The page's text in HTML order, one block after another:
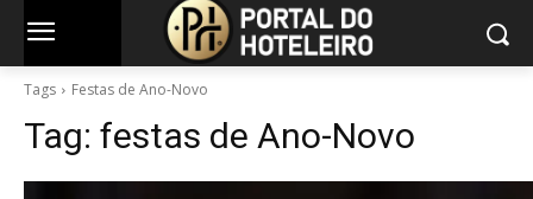
Tags Festas de Ano-Novo
Tag: festas de Ano-Novo